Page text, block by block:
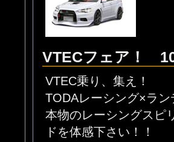
VTECフェア！
VTEC乗り、集え！
TODAレーシング×ラ
本物のレーシングスピ
ドを体感下さい！！